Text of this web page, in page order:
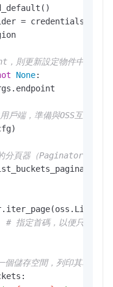
=
，則更新設定物件中的
None:
戶端，準備與OSS互動
頁器（Paginator），以
# 指定首碼，以便只列出
儲存空間，列印其名稱、